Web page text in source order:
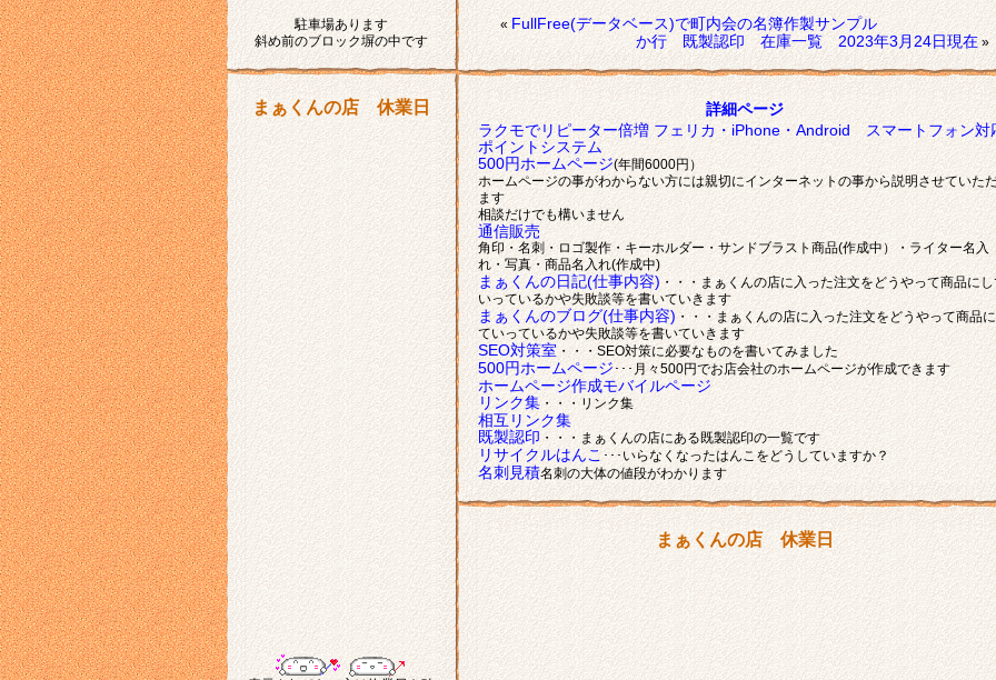
駐車場あります
斜め前のブロック塀の中です
まぁくんの店 休業日
«FullFree(データベース)で町内会の名簿作製サンプル
か行 既製認印 在庫一覧 2023年3月24日現在»
詳細ページ
ラクモでリピーター倍増 フェリカ・iPhone・Android スマートフォン対
ポイントシステム
500円ホームページ(年間6000円）
ホームページの事がわからない方には親切にインターネットの事から説明させていた
ます
相談だけでも構いません
通信販売
角印・名刺・ロゴ製作・キーホルダー・サンドブラスト商品(作成中）・ライター名入
れ・写真・商品名入れ(作成中)
まぁくんの日記(仕事内容) ・・・まぁくんの店に入った注文をどうやって商品に
いっているかや失敗談等を書いていきます
まぁくんのブログ(仕事内容)・・・まぁくんの店に入った注文をどうやって商品
ていっているかや失敗談等を書いていきます
SEO対策室 ・・・SEO対策に必要なものを書いてみました
500円ホームページ･･･月々500円でお店会社のホームページが作成できます
ホームページ作成モバイルページ
リンク集・・・リンク集
相互リンク集
既製認印・・・まぁくんの店にある既製認印の一覧です
リサイクルはんこ･･･いらなくなったはんこをどうしていますか？
名刺見積名刺の大体の値段がわかります
まぁくんの店 休業日